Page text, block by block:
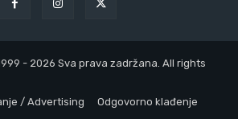
- 2026 Sva prava zadržana. All rights
/ Advertising
Odgovorno klađenje